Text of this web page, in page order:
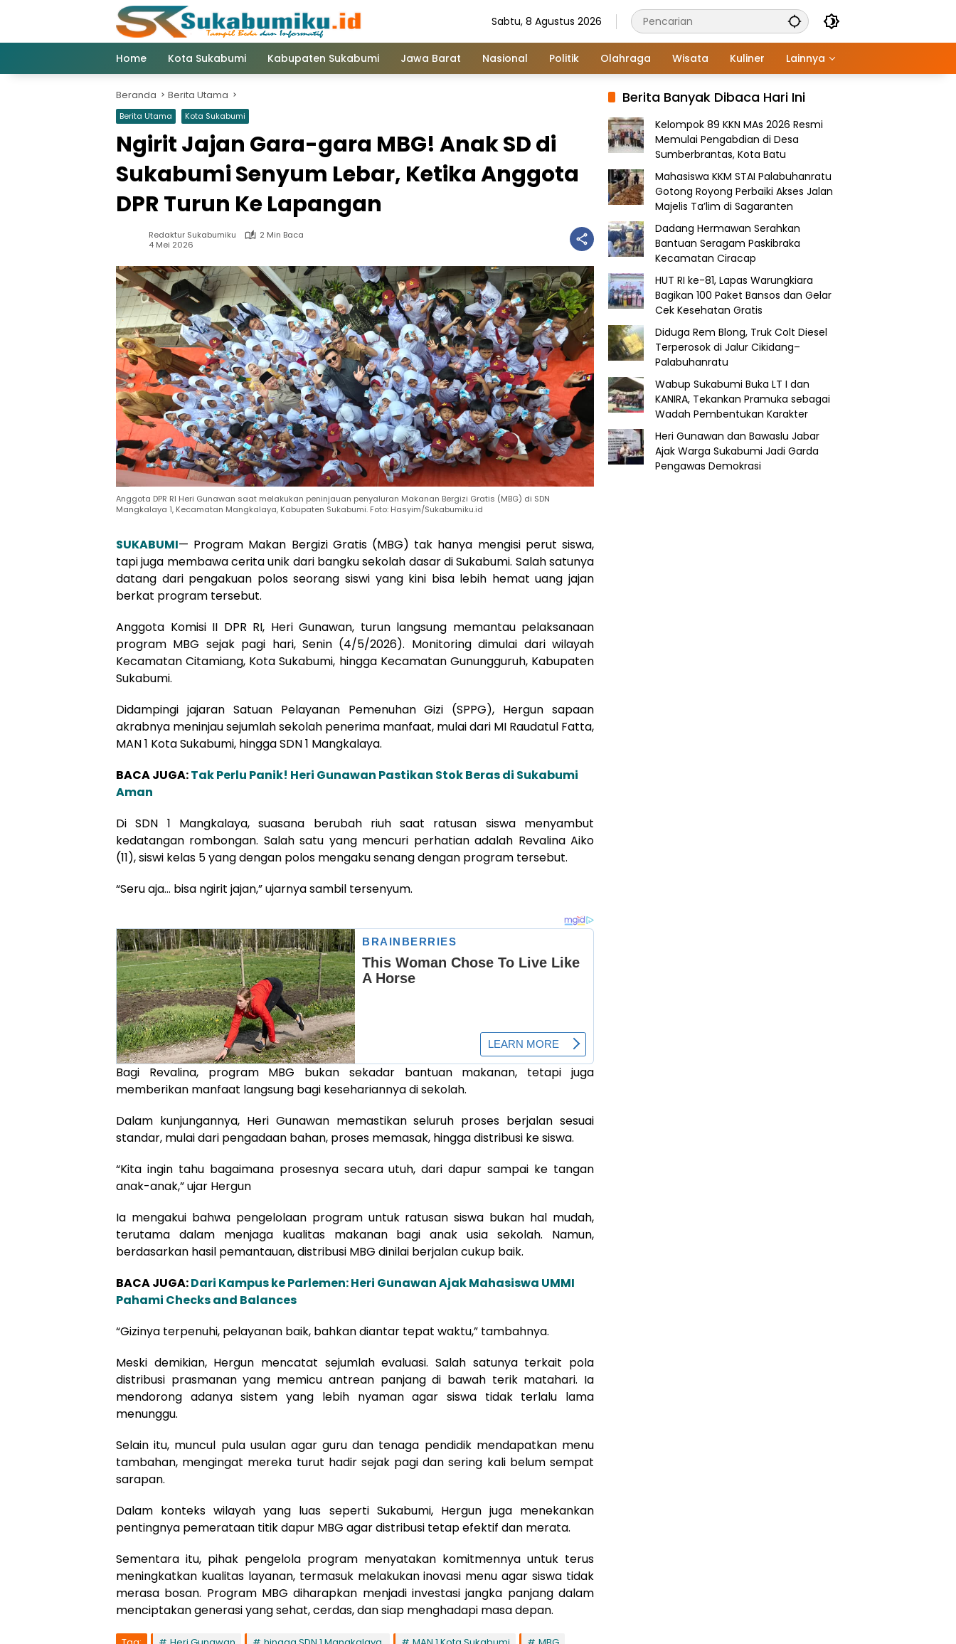
Sabtu, 8 Agustus 2026
Home Kota Sukabumi Kabupaten Sukabumi Jawa Barat Nasional Politik Olahraga Wisata Kuliner Lainnya
Beranda Berita Utama
Berita Utama Kota Sukabumi
Ngirit Jajan Gara-gara MBG! Anak SD di
Sukabumi Senyum Lebar, Ketika Anggota
DPR Turun Ke Lapangan
Redaktur Sukabumiku
2 Min Baca
4 Mei 2026
Anggota DPR RI Heri Gunawan saat melakukan peninjauan penyaluran Makanan Bergizi Gratis (MBG) di SDN
Mangkalaya 1, Kecamatan Mangkalaya, Kabupaten Sukabumi. Foto: Hasyim/Sukabumiku.id
SUKABUMI— Program Makan Bergizi Gratis (MBG) tak hanya mengisi perut siswa,
tapi juga membawa cerita unik dari bangku sekolah dasar di Sukabumi. Salah satunya
datang dari pengakuan polos seorang siswi yang kini bisa lebih hemat uang jajan
berkat program tersebut.
Anggota Komisi II DPR RI, Heri Gunawan, turun langsung memantau pelaksanaan
program MBG sejak pagi hari, Senin (4/5/2026). Monitoring dimulai dari wilayah
Kecamatan Citamiang, Kota Sukabumi, hingga Kecamatan Gunungguruh, Kabupaten
Sukabumi.
Didampingi jajaran Satuan Pelayanan Pemenuhan Gizi (SPPG), Hergun sapaan
akrabnya meninjau sejumlah sekolah penerima manfaat, mulai dari MI Raudatul Fatta,
MAN 1 Kota Sukabumi, hingga SDN 1 Mangkalaya.
BACA JUGA:Tak Perlu Panik! Heri Gunawan Pastikan Stok Beras di Sukabumi
Aman
Di SDN 1 Mangkalaya, suasana berubah riuh saat ratusan siswa menyambut
kedatangan rombongan. Salah satu yang mencuri perhatian adalah Revalina Aiko
(11), siswi kelas 5 yang dengan polos mengaku senang dengan program tersebut.
“Seru aja… bisa ngirit jajan,” ujarnya sambil tersenyum.
Bagi Revalina, program MBG bukan sekadar bantuan makanan, tetapi juga
memberikan manfaat langsung bagi kesehariannya di sekolah.
Dalam kunjungannya, Heri Gunawan memastikan seluruh proses berjalan sesuai
standar, mulai dari pengadaan bahan, proses memasak, hingga distribusi ke siswa.
“Kita ingin tahu bagaimana prosesnya secara utuh, dari dapur sampai ke tangan
anak-anak,” ujar Hergun
Ia mengakui bahwa pengelolaan program untuk ratusan siswa bukan hal mudah,
terutama dalam menjaga kualitas makanan bagi anak usia sekolah. Namun,
berdasarkan hasil pemantauan, distribusi MBG dinilai berjalan cukup baik.
BACA JUGA:Dari Kampus ke Parlemen: Heri Gunawan Ajak Mahasiswa UMMI
Pahami Checks and Balances
“Gizinya terpenuhi, pelayanan baik, bahkan diantar tepat waktu,” tambahnya.
Meski demikian, Hergun mencatat sejumlah evaluasi. Salah satunya terkait pola
distribusi prasmanan yang memicu antrean panjang di bawah terik matahari. Ia
mendorong adanya sistem yang lebih nyaman agar siswa tidak terlalu lama
menunggu.
Selain itu, muncul pula usulan agar guru dan tenaga pendidik mendapatkan menu
tambahan, mengingat mereka turut hadir sejak pagi dan sering kali belum sempat
sarapan.
Dalam konteks wilayah yang luas seperti Sukabumi, Hergun juga menekankan
pentingnya pemerataan titik dapur MBG agar distribusi tetap efektif dan merata.
Sementara itu, pihak pengelola program menyatakan komitmennya untuk terus
meningkatkan kualitas layanan, termasuk melakukan inovasi menu agar siswa tidak
merasa bosan. Program MBG diharapkan menjadi investasi jangka panjang dalam
menciptakan generasi yang sehat, cerdas, dan siap menghadapi masa depan.
Berita Banyak Dibaca Hari Ini
Kelompok 89 KKN MAs 2026 Resmi
Memulai Pengabdian di Desa
Sumberbrantas, Kota Batu
Mahasiswa KKM STAI Palabuhanratu
Gotong Royong Perbaiki Akses Jalan
Majelis Ta’lim di Sagaranten
Dadang Hermawan Serahkan
Bantuan Seragam Paskibraka
Kecamatan Ciracap
HUT RI ke-81, Lapas Warungkiara
Bagikan 100 Paket Bansos dan Gelar
Cek Kesehatan Gratis
Diduga Rem Blong, Truk Colt Diesel
Terperosok di Jalur Cikidang–
Palabuhanratu
Wabup Sukabumi Buka LT I dan
KANIRA, Tekankan Pramuka sebagai
Wadah Pembentukan Karakter
Heri Gunawan dan Bawaslu Jabar
Ajak Warga Sukabumi Jadi Garda
Pengawas Demokrasi